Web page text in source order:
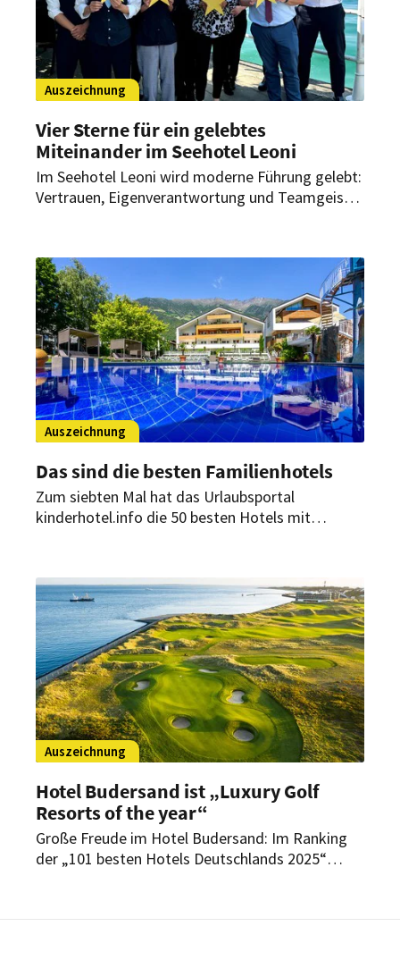
Auszeichnung
Vier Sterne für ein gelebtes
Miteinander im Seehotel Leoni
Im Seehotel Leoni wird moderne Führung gelebt:
Vertrauen, Eigenverantwortung und Teamgeist
Sternen klassifiziert.
Auszeichnung
Das sind die besten Familienhotels
Zum siebten Mal hat das Urlaubsportal
kinderhotel.info die 50 besten Hotels mit
europäischen Ländern. Das sind die
familienfreundlichsten Häuser.
Auszeichnung
Hotel Budersand ist „Luxury Golf
Resorts of the year“
Große Freude im Hotel Budersand: Im Ranking
der „101 besten Hotels Deutschlands 2025“